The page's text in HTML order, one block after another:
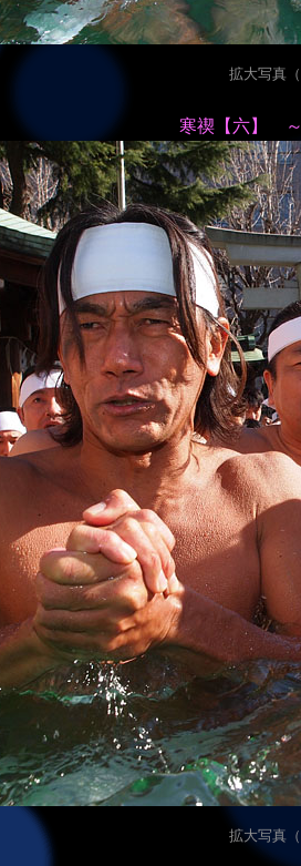
拡大写真
寒禊【六】
拡大写真